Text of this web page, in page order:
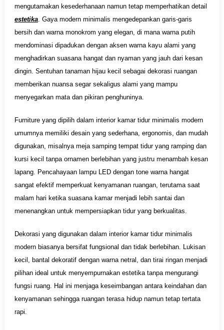
mengutamakan kesederhanaan namun tetap memperhatikan detail
estetika. Gaya modern minimalis mengedepankan garis-garis
bersih dan warna monokrom yang elegan, di mana warna putih
mendominasi dipadukan dengan aksen warna kayu alami yang
menghadirkan suasana hangat dan nyaman yang jauh dari kesan
dingin. Sentuhan tanaman hijau kecil sebagai dekorasi ruangan
memberikan nuansa segar sekaligus alami yang mampu
menyegarkan mata dan pikiran penghuninya.
Furniture yang dipilih dalam interior kamar tidur minimalis modern
umumnya memiliki desain yang sederhana, ergonomis, dan mudah
digunakan, misalnya meja samping tempat tidur yang ramping dan
kursi kecil tanpa ornamen berlebihan yang justru menambah kesan
lapang. Pencahayaan lampu LED dengan tone warna hangat
sangat efektif memperkuat kenyamanan ruangan, terutama saat
malam hari ketika suasana kamar menjadi lebih santai dan
menenangkan untuk mempersiapkan tidur yang berkualitas.
Dekorasi yang digunakan dalam interior kamar tidur minimalis
modern biasanya bersifat fungsional dan tidak berlebihan. Lukisan
kecil, bantal dekoratif dengan warna netral, dan tirai ringan menjadi
pilihan ideal untuk menyempurnakan estetika tanpa mengurangi
fungsi ruang. Hal ini menjaga keseimbangan antara keindahan dan
kenyamanan sehingga ruangan terasa hidup namun tetap tertata
rapi.